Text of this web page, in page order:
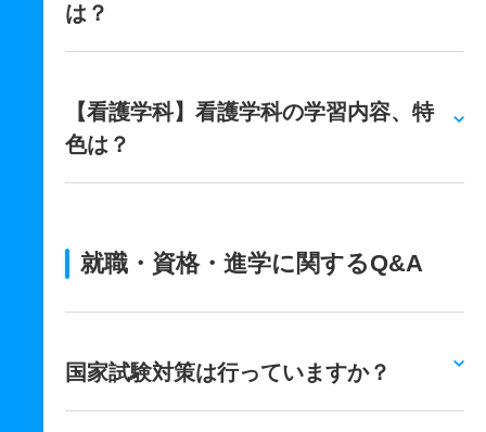
は？
【看護学科】看護学科の学習内容、特
色は？
就職・資格・進学に関するQ&A
国家試験対策は行っていますか？